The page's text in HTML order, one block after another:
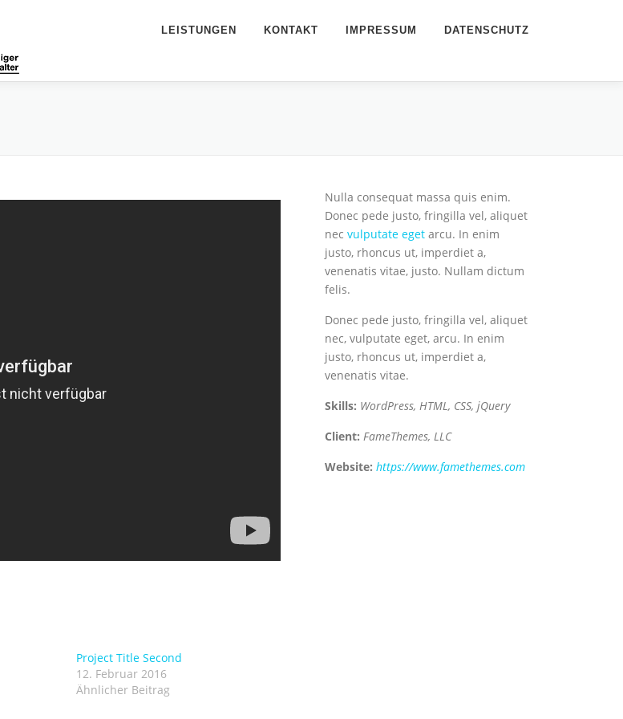
LEISTUNGEN KONTAKT IMPRESSUM DATENSCHUTZ
Project Title Second
12. Februar 2016
Ähnlicher Beitrag
Nulla consequat massa quis enim.
Donec pede justo, fringilla vel, aliquet
nec vulputate eget arcu. In enim
justo, rhoncus ut, imperdiet a,
venenatis vitae, justo. Nullam dictum
felis.
Donec pede justo, fringilla vel, aliquet
nec, vulputate eget, arcu. In enim
justo, rhoncus ut, imperdiet a,
venenatis vitae.
Skills: WordPress, HTML, CSS, jQuery
Client: FameThemes, LLC
Website: https://www.famethemes.com